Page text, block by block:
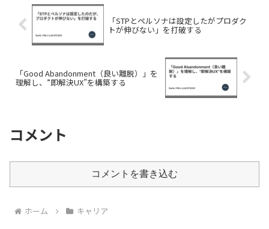
「STPとペルソナは設定したがプロダク
トが伸びない」を打破する
「Good Abandonment（良い離脱）」を
理解し、”即解決UX”を構築する
コメント
コメントを書き込む
ホーム キャリア